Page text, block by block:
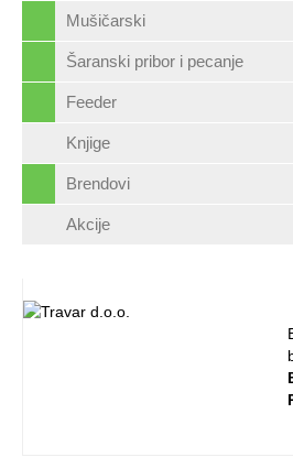
Mušičarski
Šaranski pribor i pecanje
Feeder
Knjige
Brendovi
Akcije